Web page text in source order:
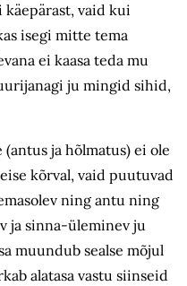
vaid kui
isegi mitte tema
ei kaasa teda mu
ju mingid sihid,
(antus ja hõlmatus) ei ole
kõrval, vaid puutuvad
ning antu ning
ja sinna-üleminev ju
muundub sealse mõjul
alatasa vastu siinseid